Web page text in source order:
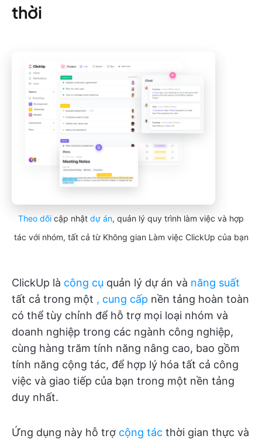
thời
Theo dõi cập nhật dự án, quản lý quy trình làm việc và hợp
tác với nhóm, tất cả từ Không gian Làm việc ClickUp của bạn
ClickUp là công cụ quản lý dự án và năng suất
tất cả trong một , cung cấp nền tảng hoàn toàn
có thể tùy chỉnh để hỗ trợ mọi loại nhóm và
doanh nghiệp trong các ngành công nghiệp,
cùng hàng trăm tính năng nâng cao, bao gồm
tính năng cộng tác, để hợp lý hóa tất cả công
việc và giao tiếp của bạn trong một nền tảng
duy nhất.
Ứng dụng này hỗ trợ cộng tác thời gian thực và